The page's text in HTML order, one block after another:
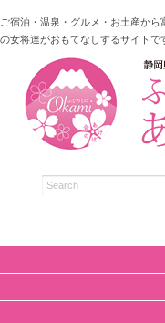
ご宿泊・温泉・グルメ・お土産か
の女将達がおもてなしするサイトで